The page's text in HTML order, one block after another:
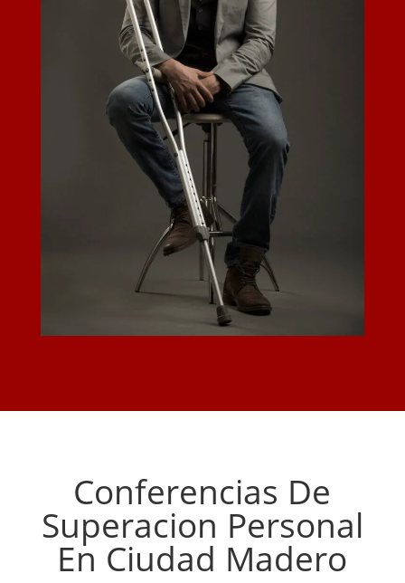
Conferencias De
Superacion Personal
En Ciudad Madero